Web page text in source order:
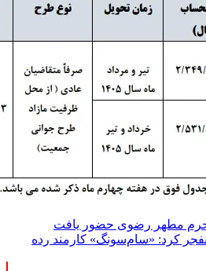
حرم مطهر رضوی حضور یافت
کرد:‌ «سام‌سونگ» کارمند رده